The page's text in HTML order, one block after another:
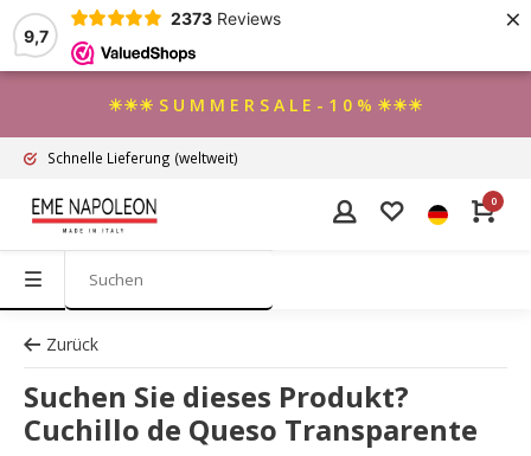
9,7
2373 Reviews ×
☀☀☀ S U M M E R S A L E - 1 0 % ☀☀☀
Schnelle Lieferung (weltweit)
0
Zurück
Suchen Sie dieses Produkt?
Cuchillo de Queso Transparente